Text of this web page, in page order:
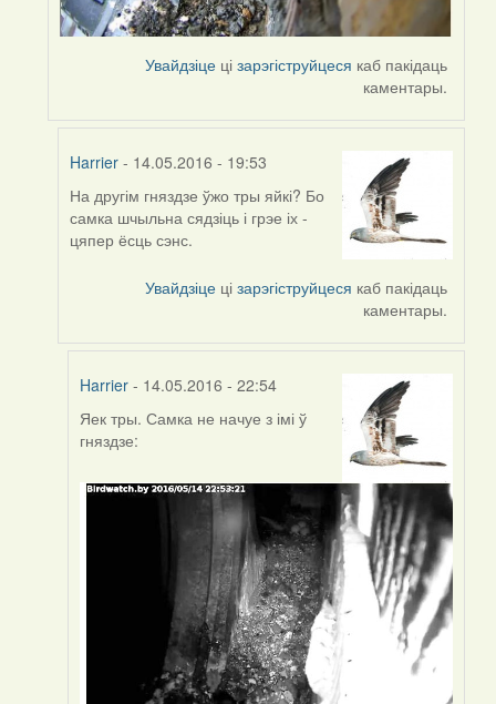
Увайдзіце цізарэгіструйцеся каб пакідаць
каментары.
Harrier - 14.05.2016 - 19:53
In
reply
to
На другім гняздзе ўжо тры яйкі? Бо
самка шчыльна сядзіць і грэе іх -
цяпер ёсць сэнс.
Увайдзіце цізарэгіструйцеся каб пакідаць
каментары.
Harrier - 14.05.2016 - 22:54
In
reply
by
Яек тры. Самка не начуе з імі ў
гняздзе: